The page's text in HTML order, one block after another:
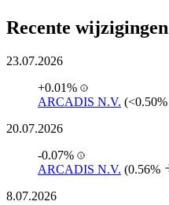
Recente wijzigingen
23.07.2026
+0.01%
ARCADIS N.V. (<0.50%
20.07.2026
-0.07%
ARCADIS N.V. (0.56%
8.07.2026